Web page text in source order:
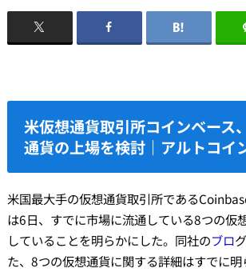
米仮想通貨取引所コインベース
通貨の上場を検討｜アルトコイ
米国最大手の仮想通貨取引所である
は6日、すでに市場に流通している8つの仮
していることを明らかにした。同社のブロ
た、8つの仮想通貨に関する詳細はすでに明